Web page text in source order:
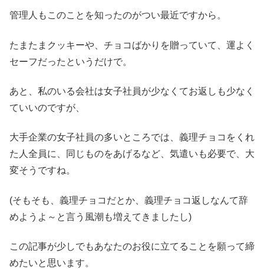
管理人もこのことを知ったのがつい最近ですから。
たまたまクッキーや、チョコばかりを贈っていて、運よく
セーフだったというだけで。
あと、私のいる会社は女子社員が少なくてお返しも少なく
ていいのですが、
大手企業の女子社員の多いところでは、義理チョコをくれ
た人全員に、同じものをあげるなど、気遣いも必要で、大
変そうですね。
(そもそも、義理チョコだとか、義理チョコ返しなんて辞
めようよ～と言う風潮も増えてきましたし)
この記事が少しでもあなたのお役に立てることを願って締
めたいと思います。